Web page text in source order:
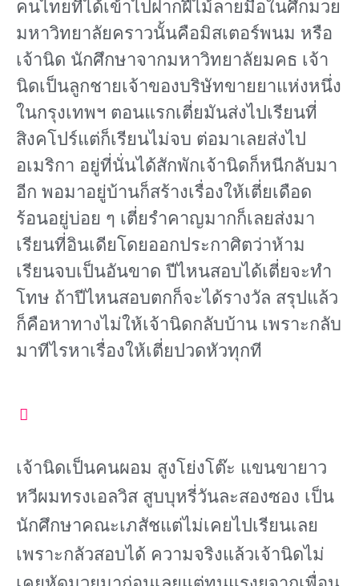
คนไทยที่ได้เข้าไปฝากฝีไม้ลายมือในศึกมวย
มหาวิทยาลัยคราวนั้นคือมิสเตอร์พนม หรือ
เจ้านิด นักศึกษาจากมหาวิทยาลัยมคธ เจ้า
นิดเป็นลูกชายเจ้าของบริษัทขายยาแห่งหนึ่ง
ในกรุงเทพฯ ตอนแรกเตี่ยมันส่งไปเรียนที่
สิงคโปร์แต่ก็เรียนไม่จบ ต่อมาเลยส่งไป
อเมริกา อยู่ที่นั่นได้สักพักเจ้านิดก็หนีกลับมา
อีก พอมาอยู่บ้านก็สร้างเรื่องให้เตี่ยเดือด
ร้อนอยู่บ่อย ๆ เตี่ยรําคาญมากก็เลยส่งมา
เรียนที่อินเดียโดยออกประกาศิตว่าห้าม
เรียนจบเป็นอันขาด ปีไหนสอบได้เตี่ยจะทํา
โทษ ถ้าปีไหนสอบตกก็จะได้รางวัล สรุปแล้ว
ก็คือหาทางไม่ให้เจ้านิดกลับบ้าน เพราะกลับ
มาทีไรหาเรื่องให้เตี่ยปวดหัวทุกที
เจ้านิดเป็นคนผอม สูงโย่งโต๊ะ แขนขายาว
หวีผมทรงเอลวิส สูบบุหรี่วันละสองซอง เป็น
นักศึกษาคณะเภสัชแต่ไม่เคยไปเรียนเลย
เพราะกลัวสอบได้ ความจริงแล้วเจ้านิดไม่